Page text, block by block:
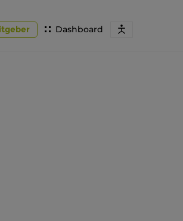
Dashboard